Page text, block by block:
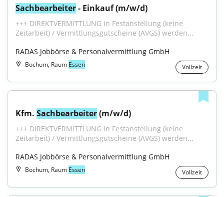
Sachbearbeiter - Einkauf (m/w/d)
+++ DIREKTVERMITTLUNG in Festanstellung (keine
Zeitarbeit) / Vermittlungsgutscheine (AVGS) werden...
RADAS Jobbörse & Personalvermittlung GmbH
Bochum, Raum Essen Vollzeit
Kfm. Sachbearbeiter (m/w/d)
+++ DIREKTVERMITTLUNG in Festanstellung (keine
Zeitarbeit) / Vermittlungsgutscheine (AVGS) werden...
RADAS Jobbörse & Personalvermittlung GmbH
Bochum, Raum Essen Vollzeit